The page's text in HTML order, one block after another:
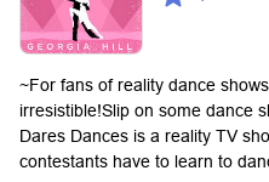
~For fans of reality dance
irresistible!Slip on some dance
Dares Dances is a reality TV
contestants have to learn to